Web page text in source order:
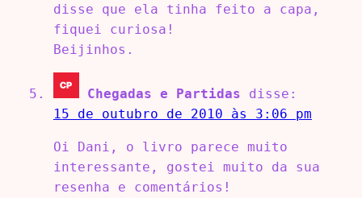
disse que ela tinha feito a capa,
fiquei curiosa!
Beijinhos.
Chegadas e Partidas
disse:
15 de outubro de 2010 às 3:06 pm
Oi Dani, o livro parece muito
interessante, gostei muito da sua
resenha e comentários!